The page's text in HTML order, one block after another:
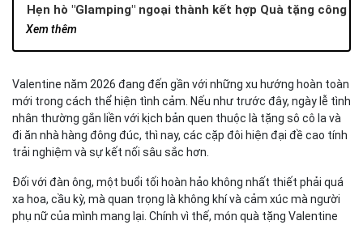
Xem thêm
Hẹn hò "Glamping" ngoại thành kết hợp Quà tặng công
nghệ
Hẹn hò "Fine Dining" sang trọng kết hợp Quà tặng phụ
Hẹn hò "Staycation" thư giãn kết hợp Combo CHỈN
CHU TOÀN DIỆN
Kết luận
Valentine năm 2026 đang đến gần với những xu hướng hoàn toàn
mới trong cách thể hiện tình cảm. Nếu như trước đây, ngày lễ tình
nhân thường gắn liền với kịch bản quen thuộc là tặng sô cô la và
đi ăn nhà hàng đông đúc, thì nay, các cặp đôi hiện đại đề cao tính
trải nghiệm và sự kết nối sâu sắc hơn.
Đối với đàn ông, một buổi tối hoàn hảo không nhất thiết phải quá
xa hoa, cầu kỳ, mà quan trọng là không khí và cảm xúc mà người
phụ nữ của mình mang lại. Chính vì thế, món quà tặng Valentine